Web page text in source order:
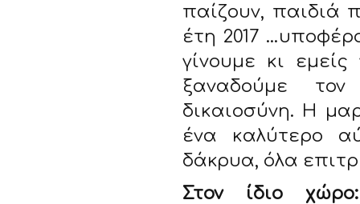
παίζουν, παιδιά
έτη 2017
γίνουμε κι
ξαναδούμε
δικαιοσύνη. Η
ένα καλύτερο
δάκρυα, όλα
Στον ίδιο